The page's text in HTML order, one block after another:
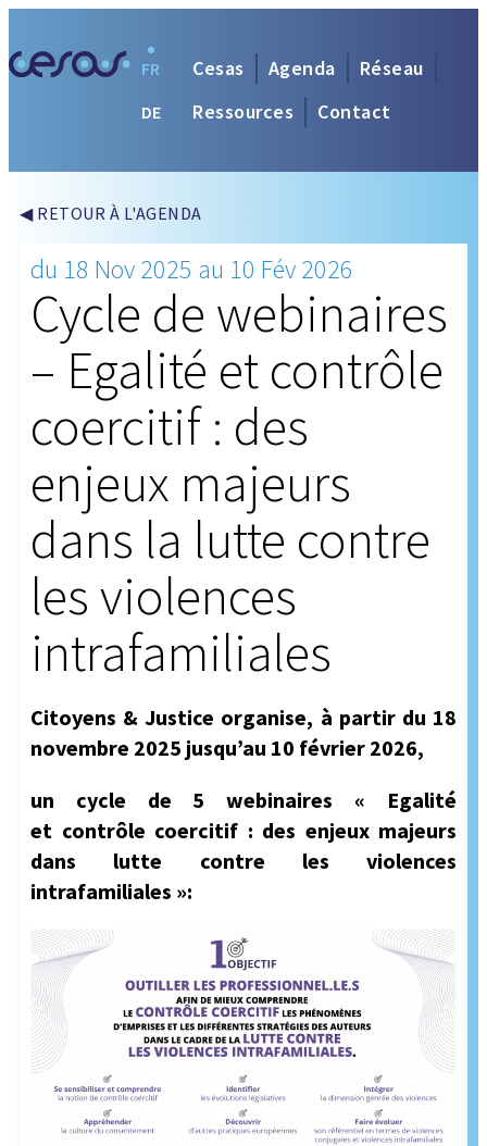
Cesas Agenda
Réseau
Ressources
Contact
FR
DE
◀ RETOUR À L'AGENDA
du 18 Nov 2025 au 10 Fév 2026
Cycle de webinaires
– Egalité et contrôle
coercitif : des
enjeux majeurs
dans la lutte contre
les violences
intrafamiliales
Citoyens & Justice organise, à partir du 18
novembre 2025 jusqu’au 10 février 2026,
un cycle de 5 webinaires « Egalité
et contrôle coercitif : des enjeux majeurs
dans lutte contre les violences
intrafamiliales »: